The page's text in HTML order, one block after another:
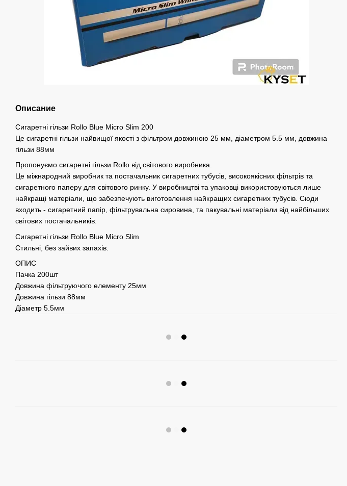
Описание
Сигаретні гільзи Rollo Blue Micro Slim 200
Це сигаретні гільзи найвищої якості з фільтром довжиною 25 мм, діаметром 5.5 мм, довжина
гільзи 88мм
Пропонуємо сигаретні гільзи Rollo від світового виробника.
Це міжнародний виробник та постачальник сигаретних тубусів, високоякісних фільтрів та
сигаретного паперу для світового ринку. У виробництві та упаковці використовуються лише
найкращі матеріали, що забезпечують виготовлення найкращих сигаретних тубусів. Сюди
входить - сигаретний папір, фільтрувальна сировина, та пакувальні матеріали від найбільших
світових постачальників.
Сигаретні гільзи Rollo Blue Micro Slim
Стильні, без зайвих запахів.
ОПИС
Пачка 200шт
Довжина фільтруючого елементу 25мм
Довжина гільзи 88мм
Діаметр 5.5мм